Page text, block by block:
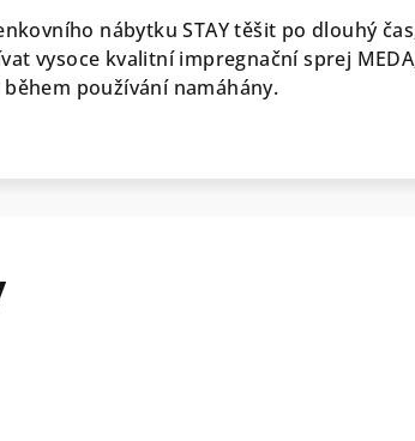
nábytku STAY těšit po dlouhý
vysoce kvalitní impregnační sprej
používání namáhány.